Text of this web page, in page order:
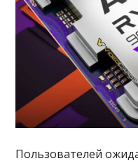
Пользователей